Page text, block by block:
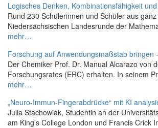
Logisches Denken, Kombinationsfähigkeit
Rund 230 Schülerinnen und Schüler aus
Niedersächsischen Landesrunde der
mehr…
Forschung auf Anwendungsmaßstab bringen -
Der Chemiker Prof. Dr. Manual Alcarazo von
Forschungsrates (ERC) erhalten. In seinem
mehr…
„Neuro-Immun-Fingerabdrücke“ mit KI
Julia Stachowiak, Studentin an der
am King’s College London und Francis Crick